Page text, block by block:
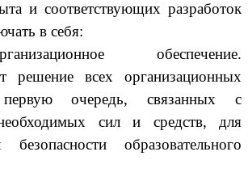
и соответствующих разработок
в себя:
обеспечение.
решение всех организационных
очередь, связанных с
сил и средств, для
образовательного